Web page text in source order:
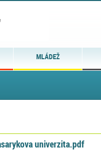
MLÁDEŽ
univerzita.pdf